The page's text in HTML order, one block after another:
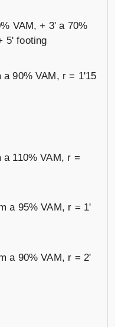
VAM, + 3' a 70%
5' footing
90% VAM, r = 1'15
110% VAM, r =
a 95% VAM, r = 1'
a 90% VAM, r = 2'